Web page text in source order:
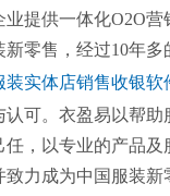
提供一体化O2O营
零售，经过10年多
装实体店销售收银软
认可。衣盈易以帮助
任，以专业的产品及
力成为中国服装新